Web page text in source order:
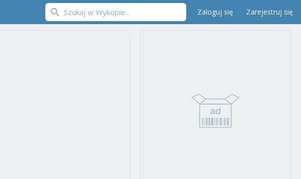
Zaloguj się Zarejestruj się